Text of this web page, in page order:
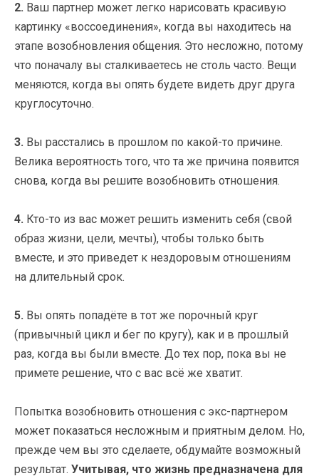
2. Ваш партнер может легко нарисовать красивую
картинку «воссоединения», когда вы находитесь на
этапе возобновления общения. Это несложно, потому
что поначалу вы сталкиваетесь не столь часто. Вещи
меняются, когда вы опять будете видеть друг друга
круглосуточно.
3. Вы расстались в прошлом по какой-то причине.
Велика вероятность того, что та же причина появится
снова, когда вы решите возобновить отношения.
4. Кто-то из вас может решить изменить себя (свой
образ жизни, цели, мечты), чтобы только быть
вместе, и это приведет к нездоровым отношениям
на длительный срок.
5. Вы опять попадёте в тот же порочный круг
(привычный цикл и бег по кругу), как и в прошлый
раз, когда вы были вместе. До тех пор, пока вы не
примете решение, что с вас всё же хватит.
Попытка возобновить отношения с экс-партнером
может показаться несложным и приятным делом. Но,
прежде чем вы это сделаете, обдумайте возможный
результат. Учитывая, что жизнь предназначена для